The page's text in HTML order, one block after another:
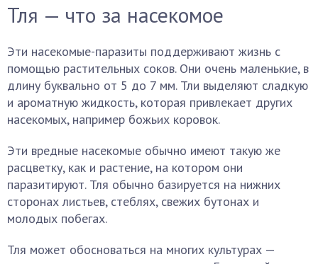
Тля — что за насекомое
Эти насекомые-паразиты поддерживают жизнь с
помощью растительных соков. Они очень маленькие, в
длину буквально от 5 до 7 мм. Тли выделяют сладкую
и ароматную жидкость, которая привлекает других
насекомых, например божьих коровок.
Эти вредные насекомые обычно имеют такую же
расцветку, как и растение, на котором они
паразитируют. Тля обычно базируется на нижних
сторонах листьев, стеблях, свежих бутонах и
молодых побегах.
Тля может обосноваться на многих культурах —